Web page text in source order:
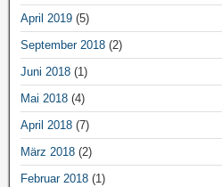
April 2019 (5)
September 2018 (2)
Juni 2018 (1)
Mai 2018 (4)
April 2018 (7)
März 2018 (2)
Februar 2018 (1)